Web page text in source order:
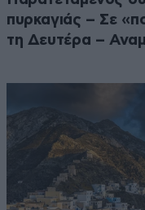
πυρκαγιάς – Σε
τη Δευτέρα –